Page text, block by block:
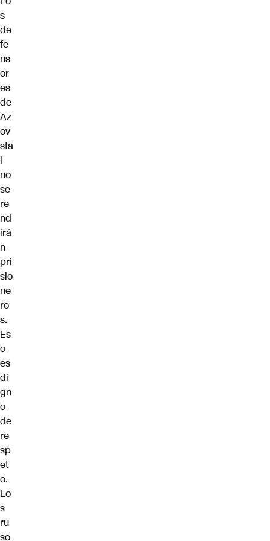
s
de
fe
ns
or
es
de
Az
ov
sta
l
no
se
re
nd
irá
n
pri
sio
ne
ro
s.
Es
o
es
di
gn
o
de
re
sp
et
o.
Lo
s
ru
so